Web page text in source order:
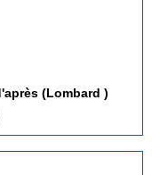
(Lombard )